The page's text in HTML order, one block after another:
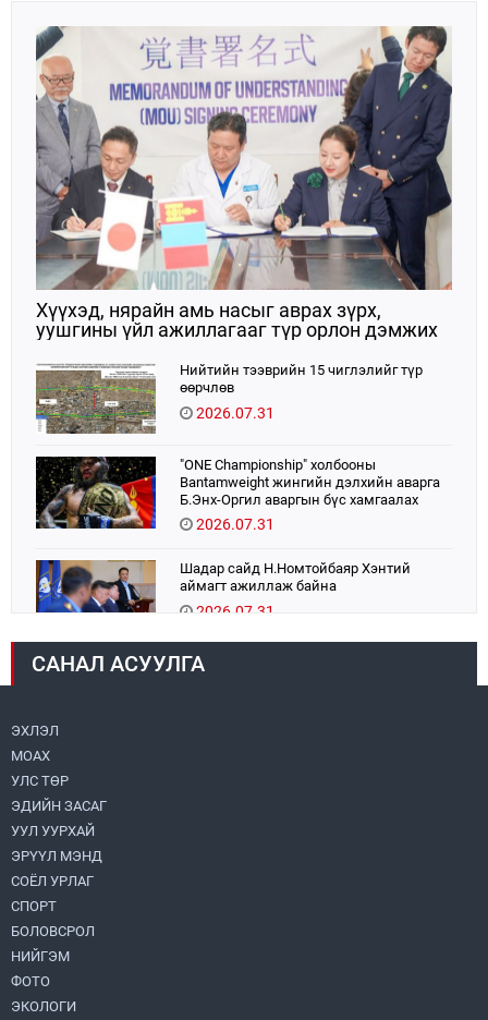
Хүүхэд, нярайн амь насыг аврах зүрх,
уушгины үйл ажиллагааг түр орлон дэмжих
Нийтийн тээврийн 15 чиглэлийг түр
өөрчлөв
2026.07.31
"ONE Championship" холбооны
Bantamweight жингийн дэлхийн аварга
Б.Энх-Оргил аваргын бүс хамгаалах
тулаанаа өнөөдөр хийнэ.
2026.07.31
Шадар сайд Н.Номтойбаяр Хэнтий
аймагт ажиллаж байна
2026.07.31
Авто зам шинээр барина
САНАЛ АСУУЛГА
ЭХЛЭЛ
МОАХ
УЛС ТӨР
ЭДИЙН ЗАСАГ
УУЛ УУРХАЙ
ЭРҮҮЛ МЭНД
СОЁЛ УРЛАГ
СПОРТ
БОЛОВСРОЛ
НИЙГЭМ
ФОТО
ЭКОЛОГИ